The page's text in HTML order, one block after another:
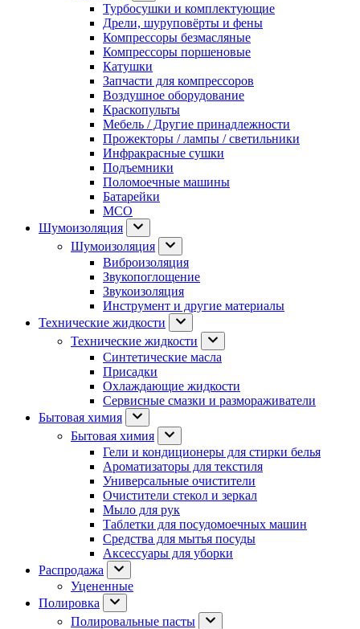
Турбосушки и комплектующие
Дрели, шуруповёрты и фены
Компрессоры безмасляные
Компрессоры поршеновые
Катушки
Запчасти для компрессоров
Воздушное оборудование
Краскопульты
Мебель / Другие принадлежности
Прожекторы / лампы / светильники
Инфракрасные сушки
Подъемники
Поломоечные машины
Батарейки
МСО
Шумоизоляция
Шумоизоляция
Виброизоляция
Звукопоглощение
Звукоизоляция
Инструмент и другие материалы
Технические жидкости
Технические жидкости
Синтетические масла
Присадки
Охлаждающие жидкости
Сервисные смазки и размораживатели
Бытовая химия
Бытовая химия
Гели и кондиционеры для стирки белья
Ароматизаторы для текстиля
Универсальные очистители
Очистители стекол и зеркал
Мыло для рук
Таблетки для посудомоечных машин
Средства для мытья посуды
Аксессуары для уборки
Распродажа
Уцененные
Полировка
Полировальные пасты